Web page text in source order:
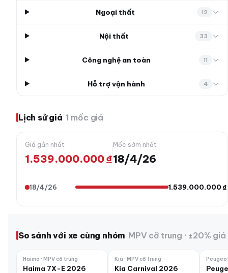
Ngoại thất 12
Nội thất 33
Công nghệ an toàn 11
Hỗ trợ vận hành 4
Lịch sử giá 1 mốc giá
Giá gần nhất
1.539.000.000 ₫
Mốc sớm nhất
18/4/26
18/4/26 1.539.000.000 ₫
So sánh với xe cùng nhóm MPV cỡ trung · ±20% giá
Haima · MPV cỡ trung
Haima 7X-E 2026
Kia · MPV cỡ trung
Kia Carnival 2026